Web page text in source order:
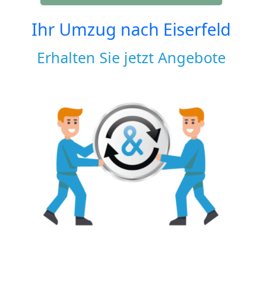
Ihr Umzug nach Eiserfeld
Erhalten Sie jetzt Angebote